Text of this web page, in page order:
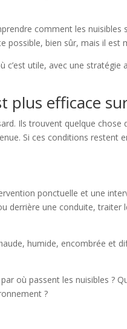
comment les
bien sûr, mais il est
utile, avec une stratégie
plus efficace
Ils trouvent quelque
Si ces conditions restent
ponctuelle et une
derrière une conduite, traiter
humide, encombrée et
où passent les nuisibles ?
?